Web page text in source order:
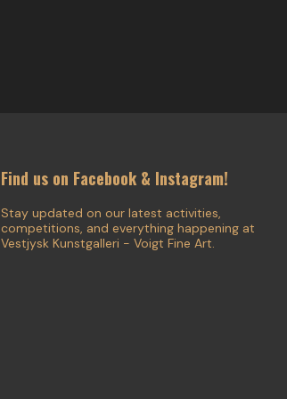
Find us on Facebook & Instagram!
Stay updated on our latest activities,
competitions, and everything happening at
Vestjysk Kunstgalleri - Voigt Fine Art.